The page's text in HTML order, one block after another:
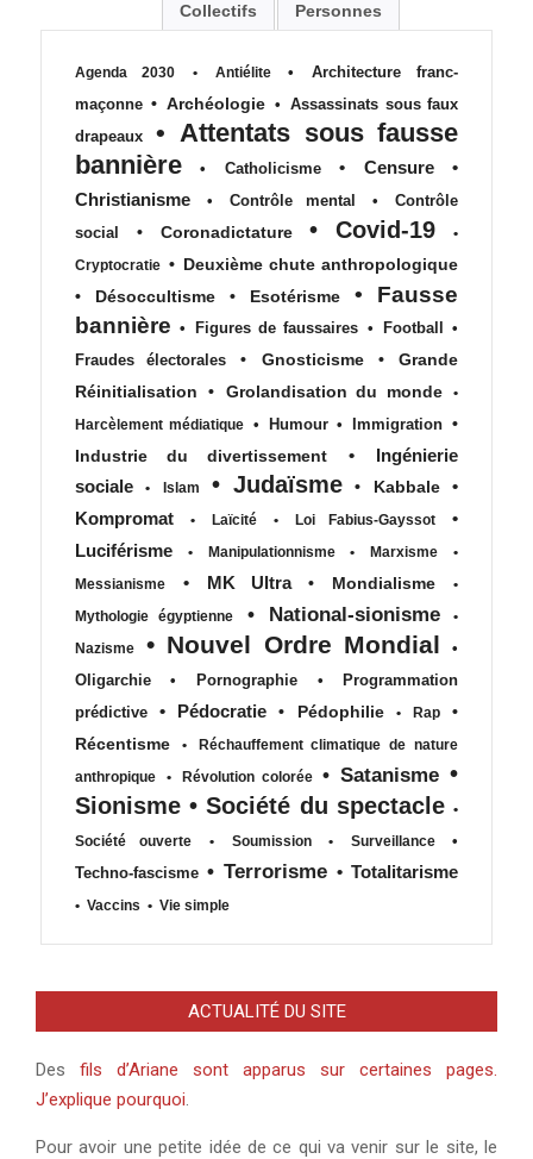
Collectifs Personnes
Agenda 2030 • Antiélite •
Architecture franc-
maçonne • Archéologie • Assassinats sous faux
drapeaux
• Attentats sous fausse
bannière
• Catholicisme • Censure
•
Christianisme
• Contrôle mental •
Contrôle
social
• Coronadictature • Covid-19
•
Cryptocratie • Deuxième chute anthropologique
•
Désoccultisme • Esotérisme •
Fausse
bannière • Figures de faussaires • Football
•
Fraudes électorales
• Gnosticisme •
Grande
Réinitialisation
• Grolandisation du monde
•
Harcèlement médiatique • Humour • Immigration •
Industrie du divertissement
•
Ingénierie
sociale
• Islam • Judaïsme • Kabbale
•
Kompromat
• Laïcité • Loi Fabius-Gayssot
•
Luciférisme
• Manipulationnisme • Marxisme
•
Messianisme
• MK Ultra • Mondialisme
•
Mythologie égyptienne
• National-sionisme
•
Nazisme
• Nouvel Ordre Mondial
•
Oligarchie
• Pornographie •
Programmation
prédictive
• Pédocratie • Pédophilie • Rap
•
Récentisme
•
Réchauffement climatique de nature
anthropique
• Révolution colorée • Satanisme •
Sionisme • Société du spectacle •
Société ouverte
• Soumission • Surveillance
•
Techno-fascisme • Terrorisme • Totalitarisme
• Vaccins • Vie simple
ACTUALITÉ DU SITE
Des fils d’Ariane sont apparus sur certaines pages.
J’explique pourquoi.
Pour avoir une petite idée de ce qui va venir sur le site, le